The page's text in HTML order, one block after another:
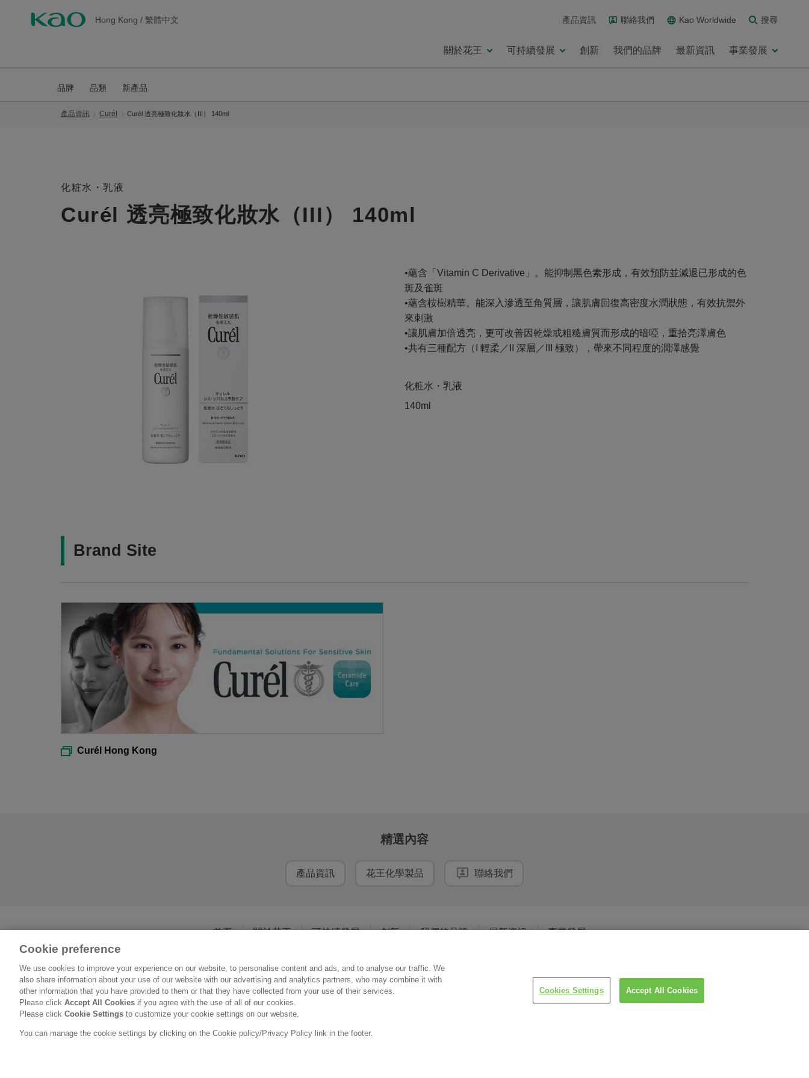
Hong Kong / 繁體中文 產品資訊 聯絡我們 Kao Worldwide 搜尋
關於花王 可持續發展 創新 我們的品牌 最新資訊 事業發展
品牌 品類 新產品
產品資訊 Curél Curél 透亮極致化妝水（III） 140ml
化粧水・乳液
Curél 透亮極致化妝水（III） 140ml
•蘊含「Vitamin C Derivative」。能抑制黑色素形成，有效預防並減退已形成的色
斑及雀斑
•蘊含桉樹精華。能深入滲透至角質層，讓肌膚回復高密度水潤狀態，有效抗禦外
來刺激
•讓肌膚加倍透亮，更可改善因乾燥或粗糙膚質而形成的暗啞，重拾亮澤膚色
•共有三種配方（I 輕柔／II 深層／III 極致），帶來不同程度的潤澤感覺
化粧水・乳液
140ml
Brand Site
Curél Hong Kong
精選內容
產品資訊 花王化學製品 聯絡我們
首頁 關於花王 可持續發展 創新 我們的品牌 最新資訊 事業發展
使用條款 私隱政策 社交媒體政策
Copyright © Kao (Hong Kong) Ltd. All rights reserved.
Cookie preference
We use cookies to improve your experience on our website, to personalise content and ads, and to analyse our traffic. We
also share information about your use of our website with our advertising and analytics partners, who may combine it with
other information that you have provided to them or that they have collected from your use of their services.
Please click Accept All Cookies if you agree with the use of all of our cookies.
Please click Cookie Settings to customize your cookie settings on our website.
You can manage the cookie settings by clicking on the Cookie policy/Privacy Policy link in the footer.
Cookies Settings Accept All Cookies